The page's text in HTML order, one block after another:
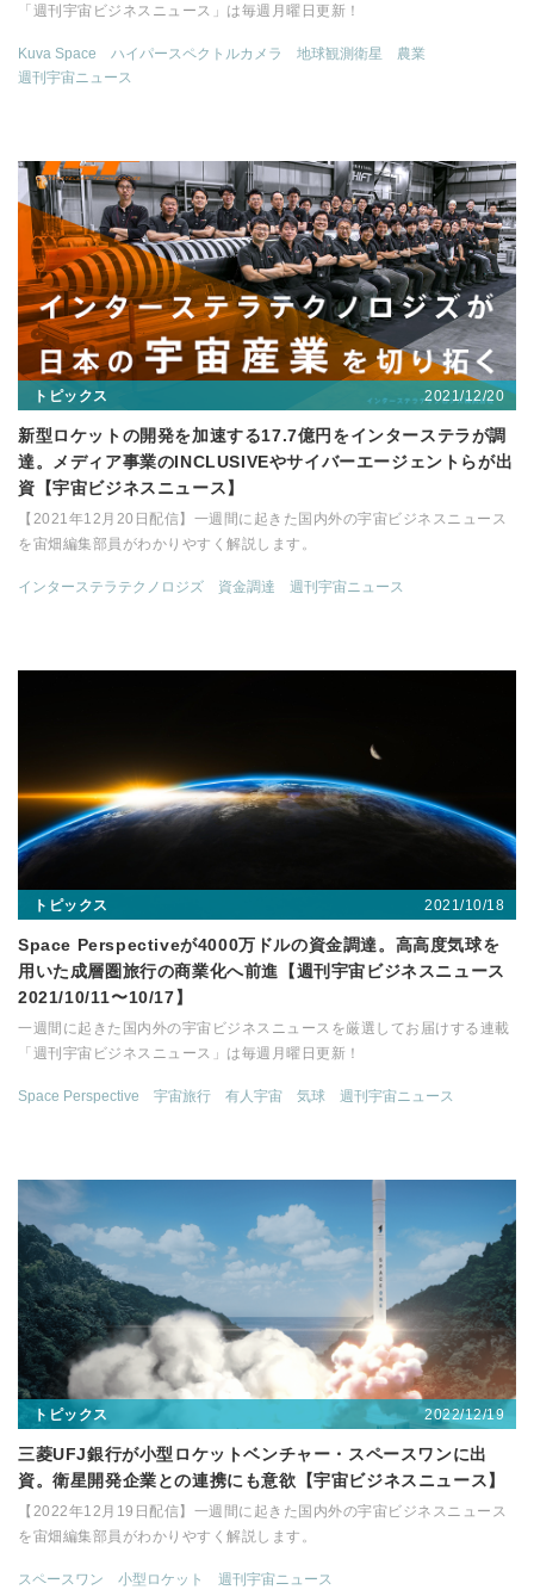
「週刊宇宙ビジネスニュース」は毎週月曜日更新！
Kuva Space ハイパースペクトルカメラ 地球観測衛星
農業
週刊宇宙ニュース
トピックス 2021/12/20
新型ロケットの開発を加速する17.7億円をインターステラが調
達。メディア事業のINCLUSIVEやサイバーエージェントらが出
資【宇宙ビジネスニュース】
【2021年12月20日配信】一週間に起きた国内外の宇宙ビジネスニュース
を宙畑編集部員がわかりやすく解説します。
インターステラテクノロジズ 資金調達 週刊宇宙ニュース
トピックス 2021/10/18
Space Perspectiveが4000万ドルの資金調達。高高度気球を
用いた成層圏旅行の商業化へ前進【週刊宇宙ビジネスニュース
2021/10/11〜10/17】
一週間に起きた国内外の宇宙ビジネスニュースを厳選してお届けする連載
「週刊宇宙ビジネスニュース」は毎週月曜日更新！
Space Perspective 宇宙旅行 有人宇宙 気球 週刊宇宙ニュース
トピックス 2022/12/19
三菱UFJ銀行が小型ロケットベンチャー・スペースワンに出
資。衛星開発企業との連携にも意欲【宇宙ビジネスニュース】
【2022年12月19日配信】一週間に起きた国内外の宇宙ビジネスニュース
を宙畑編集部員がわかりやすく解説します。
スペースワン 小型ロケット 週刊宇宙ニュース